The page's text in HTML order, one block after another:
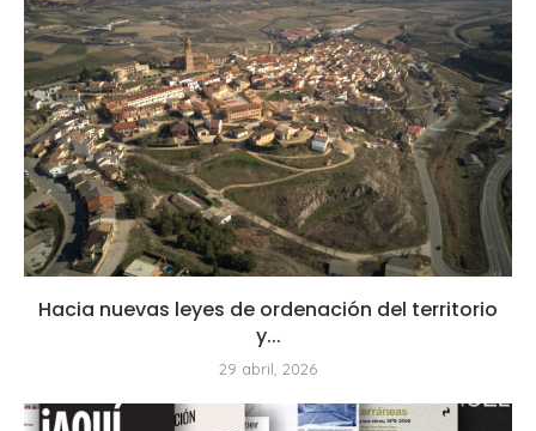
Hacia nuevas leyes de ordenación del territorio
y...
29 abril, 2026